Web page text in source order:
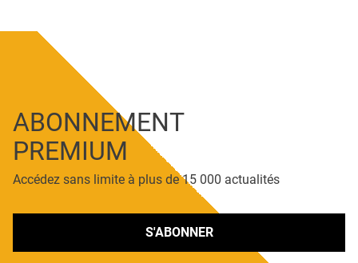
ABONNEMENT
PREMIUM
Accédez sans limite à plus de 15 000 actualités
S'ABONNER